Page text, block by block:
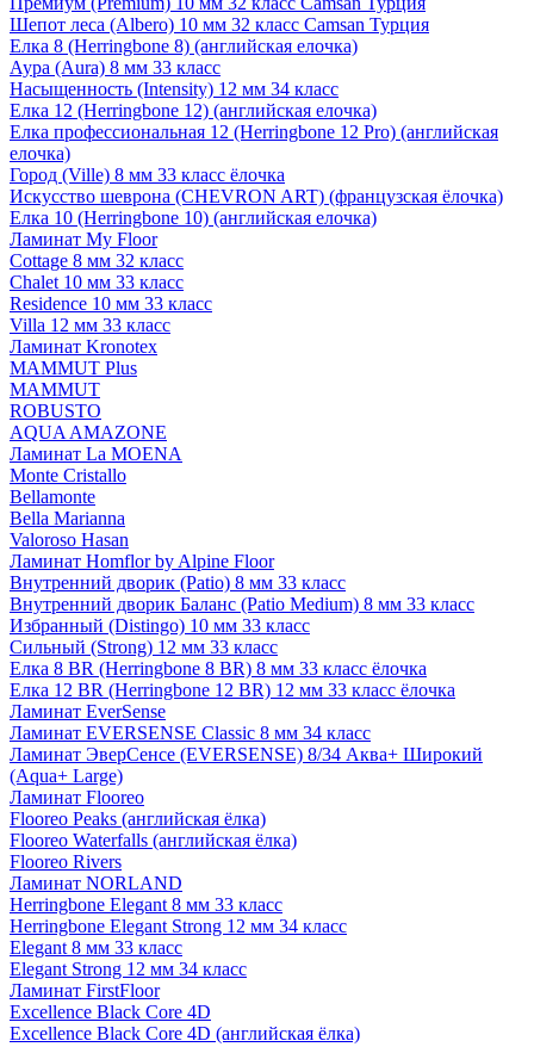
Шепот леса (Albero) 10 мм 32 класс Camsan Турция
Елка 8 (Herringbone 8) (английская елочка)
Аура (Aura) 8 мм 33 класс
Насыщенность (Intensity) 12 мм 34 класс
Елка 12 (Herringbone 12) (английская елочка)
Елка профессиональная 12 (Herringbone 12 Pro) (английская
елочка)
Город (Ville) 8 мм 33 класс ёлочка
Искусство шеврона (CHEVRON ART) (французская ёлочка)
Елка 10 (Herringbone 10) (английская елочка)
Ламинат My Floor
Cottage 8 мм 32 класс
Chalet 10 мм 33 класс
Residence 10 мм 33 класс
Villa 12 мм 33 класс
Ламинат Kronotex
MAMMUT Plus
MAMMUT
ROBUSTO
AQUA AMAZONE
Ламинат La MOENA
Monte Cristallo
Bellamonte
Bella Marianna
Valoroso Hasan
Ламинат Homflor by Alpine Floor
Внутренний дворик (Patio) 8 мм 33 класс
Внутренний дворик Баланс (Patio Medium) 8 мм 33 класс
Избранный (Distingo) 10 мм 33 класс
Сильный (Strong) 12 мм 33 класс
Елка 8 BR (Herringbone 8 BR) 8 мм 33 класс ёлочка
Елка 12 BR (Herringbone 12 BR) 12 мм 33 класс ёлочка
Ламинат EverSense
Ламинат EVERSENSE Classic 8 мм 34 класс
Ламинат ЭверСенсе (EVERSENSE) 8/34 Аква+ Широкий
(Aqua+ Large)
Ламинат Flooreo
Flooreo Peaks (английская ёлка)
Flooreo Waterfalls (английская ёлка)
Flooreo Rivers
Ламинат NORLAND
Herringbone Elegant 8 мм 33 класс
Herringbone Elegant Strong 12 мм 34 класс
Elegant 8 мм 33 класс
Elegant Strong 12 мм 34 класс
Ламинат FirstFloor
Excellence Black Core 4D
Excellence Black Core 4D (английская ёлка)